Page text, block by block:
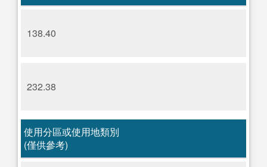
138.40
232.38
使用分區或使用地類別
(僅供參考)